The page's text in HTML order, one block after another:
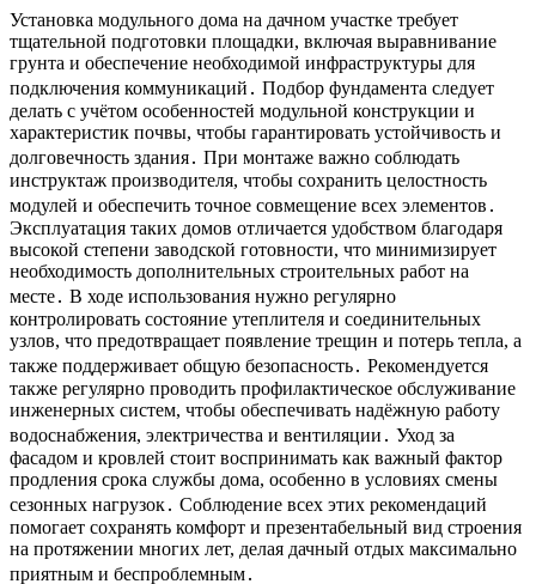
Установка модульного дома на дачном участке требует
тщательной подготовки площадки, включая выравнивание
грунта и обеспечение необходимой инфраструктуры для
подключения коммуникаций․ Подбор фундамента следует
делать с учётом особенностей модульной конструкции и
характеристик почвы, чтобы гарантировать устойчивость и
долговечность здания․ При монтаже важно соблюдать
инструктаж производителя, чтобы сохранить целостность
модулей и обеспечить точное совмещение всех элементов․
Эксплуатация таких домов отличается удобством благодаря
высокой степени заводской готовности, что минимизирует
необходимость дополнительных строительных работ на
месте․ В ходе использования нужно регулярно
контролировать состояние утеплителя и соединительных
узлов, что предотвращает появление трещин и потерь тепла, а
также поддерживает общую безопасность․ Рекомендуется
также регулярно проводить профилактическое обслуживание
инженерных систем, чтобы обеспечивать надёжную работу
водоснабжения, электричества и вентиляции․ Уход за
фасадом и кровлей стоит воспринимать как важный фактор
продления срока службы дома, особенно в условиях смены
сезонных нагрузок․ Соблюдение всех этих рекомендаций
помогает сохранять комфорт и презентабельный вид строения
на протяжении многих лет, делая дачный отдых максимально
приятным и беспроблемным․